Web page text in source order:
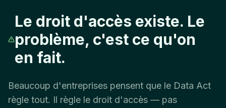
Le droit d'accès existe. Le
problème, c'est ce qu'on
en fait.
Beaucoup d'entreprises pensent que le Data Act
règle tout. Il règle le droit d'accès — pas